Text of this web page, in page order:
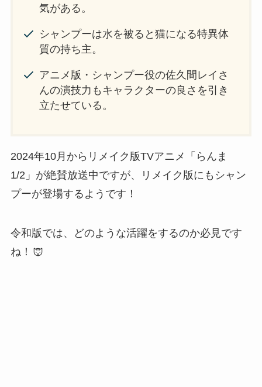
気がある。
シャンプーは水を被ると猫になる特異体
質の持ち主。
アニメ版・シャンプー役の佐久間レイさ
んの演技力もキャラクターの良さを引き
立たせている。
2024年10月からリメイク版TVアニメ「らんま
1/2」が絶賛放送中ですが、リメイク版にもシャン
プーが登場するようです！
令和版では、どのような活躍をするのか必見です
ね！